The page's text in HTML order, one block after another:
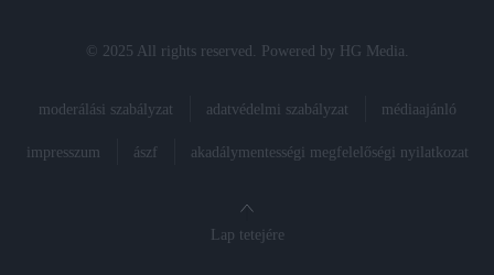
© 2025 All rights reserved. Powered by HG Media
moderálási szabályzat adatvédelmi szabályzat médiaajánló
impresszum ászf akadálymentességi megfelelőségi nyilatkozat
Lap tetejére